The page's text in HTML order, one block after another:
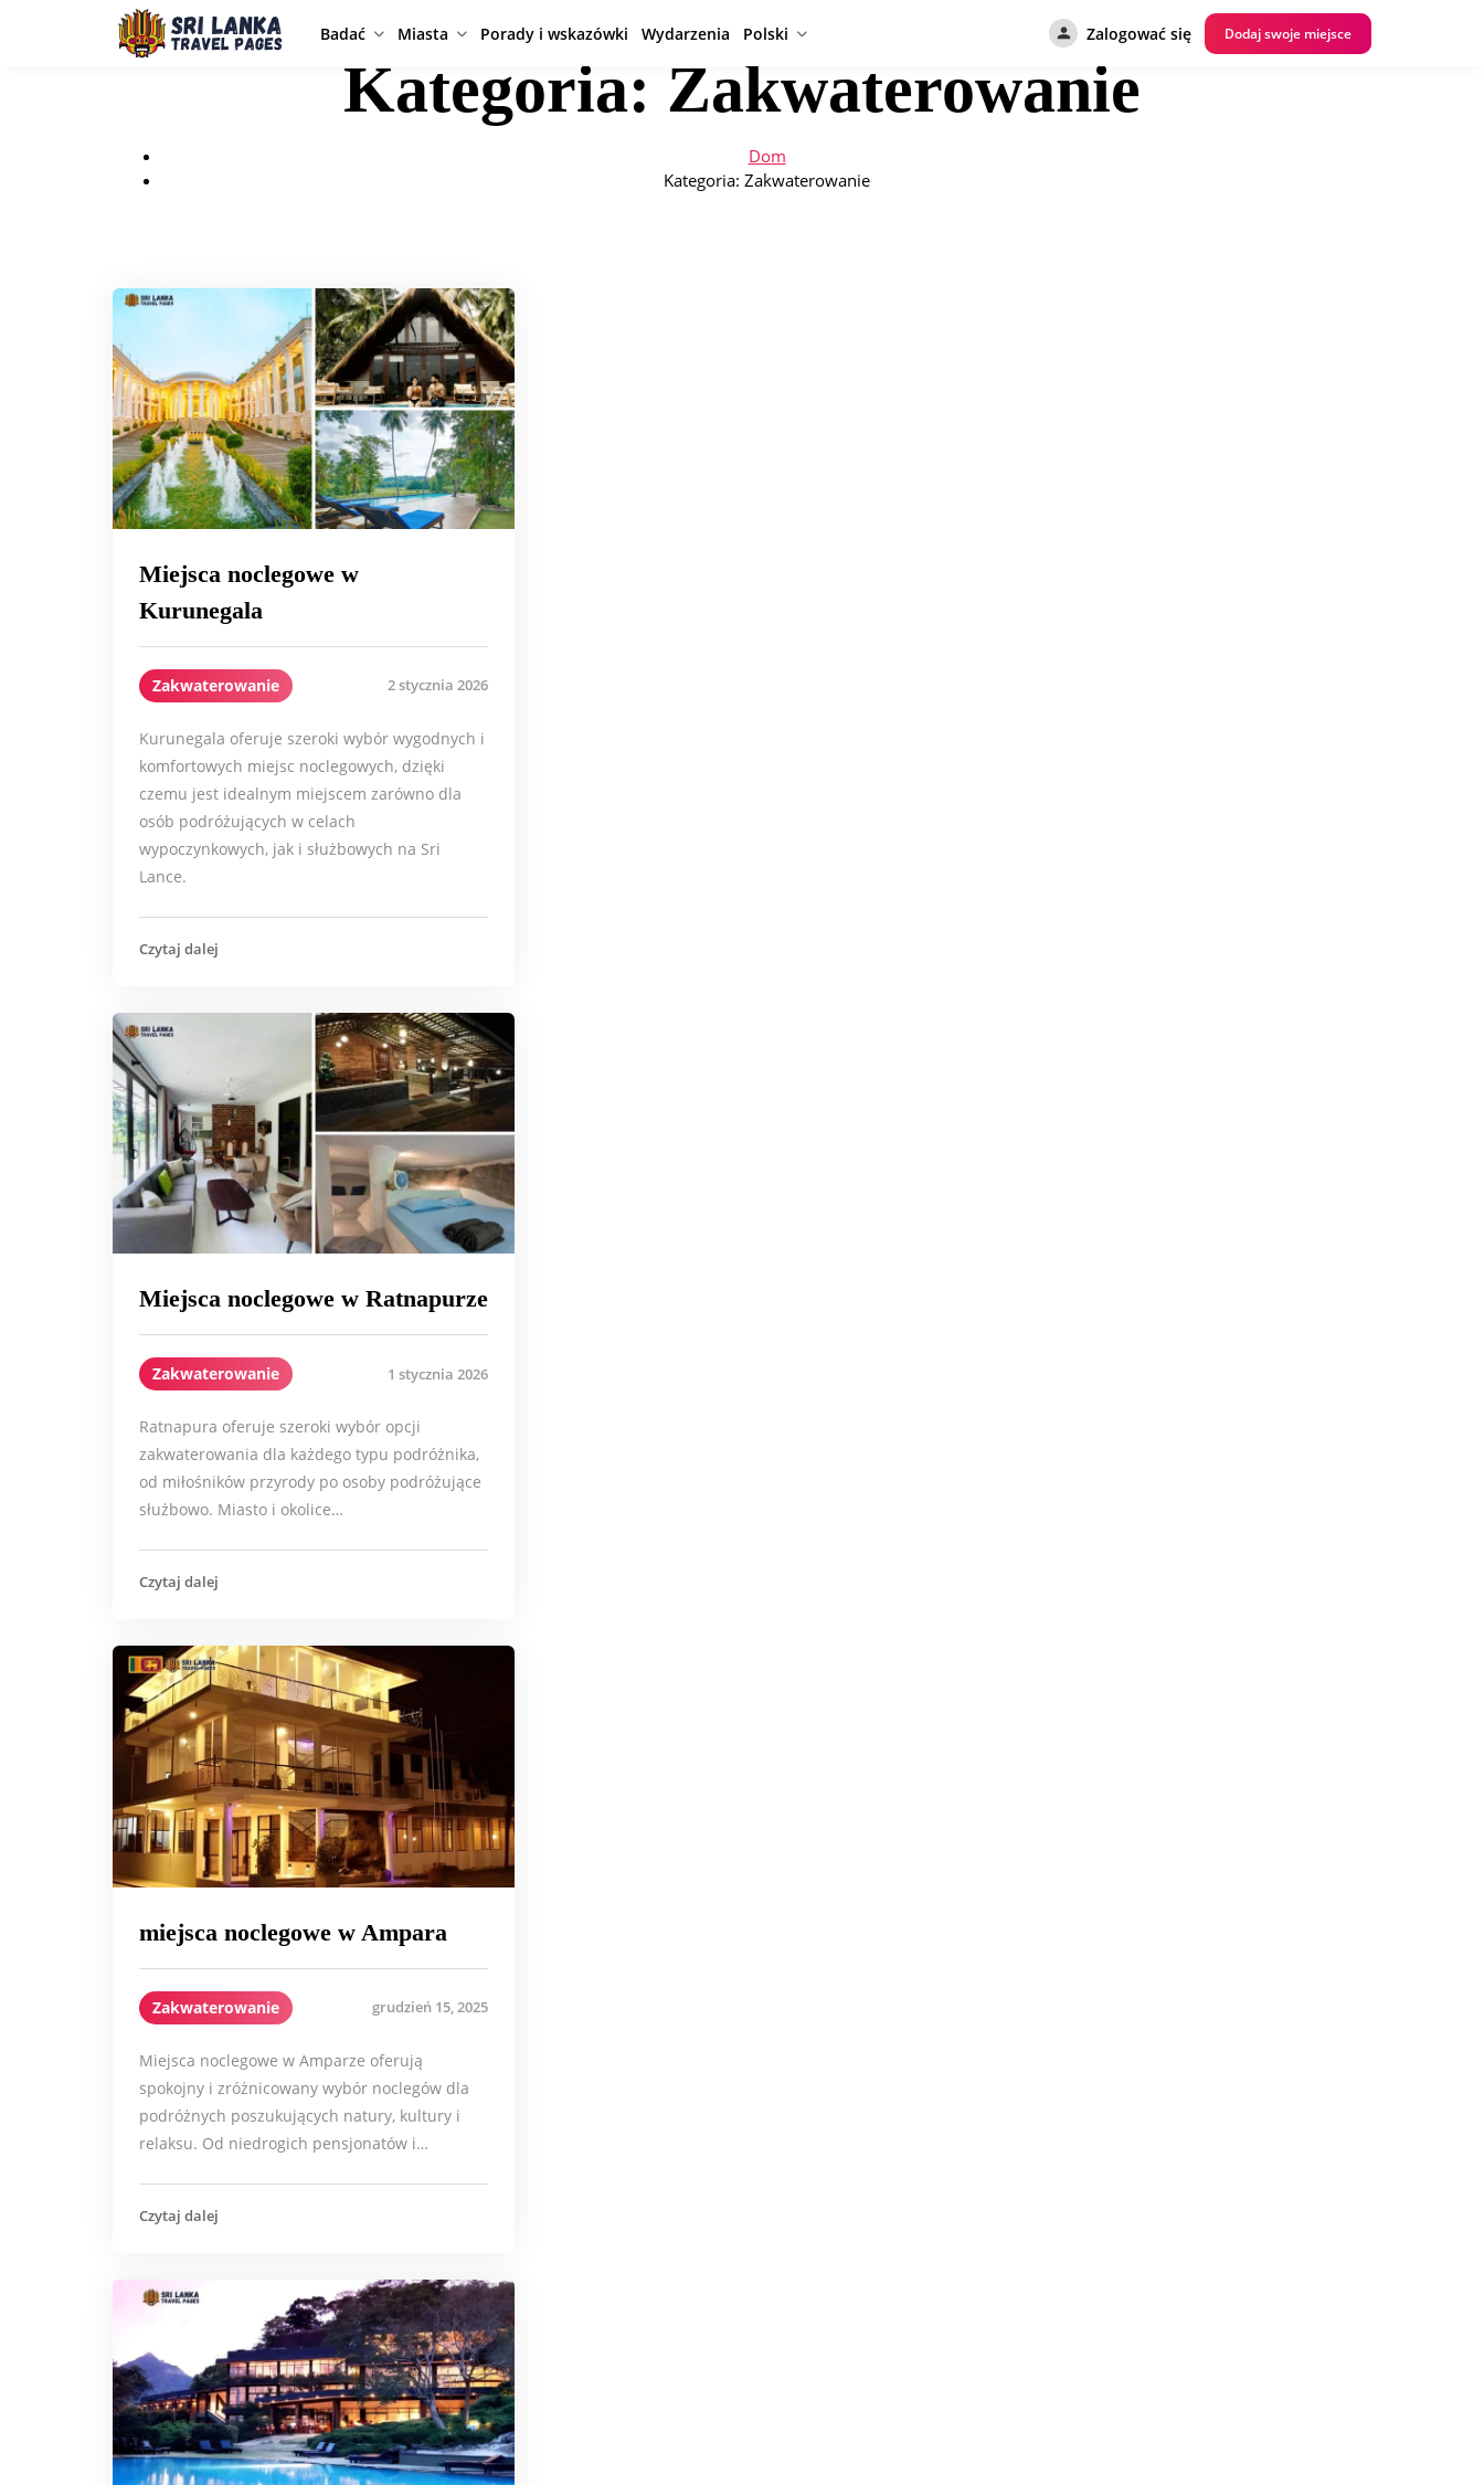
Badać Miasta Porady i wskazówki Wydarzenia Polski Zalogować się Dodaj swoje miejsce
Kategoria: Zakwaterowanie
Dom
Kategoria: Zakwaterowanie
Miejsca noclegowe w
Kurunegala
Zakwaterowanie 2 stycznia 2026
Kurunegala oferuje szeroki wybór wygodnych i
komfortowych miejsc noclegowych, dzięki
czemu jest idealnym miejscem zarówno dla
osób podróżujących w celach
wypoczynkowych, jak i służbowych na Sri
Lance.
Czytaj dalej
Miejsca noclegowe w Ratnapurze
Zakwaterowanie 1 stycznia 2026
Ratnapura oferuje szeroki wybór opcji
zakwaterowania dla każdego typu podróżnika,
od miłośników przyrody po osoby podróżujące
służbowo. Miasto i okolice…
Czytaj dalej
miejsca noclegowe w Ampara
Zakwaterowanie grudzień 15, 2025
Miejsca noclegowe w Amparze oferują
spokojny i zróżnicowany wybór noclegów dla
podróżnych poszukujących natury, kultury i
relaksu. Od niedrogich pensjonatów i…
Czytaj dalej